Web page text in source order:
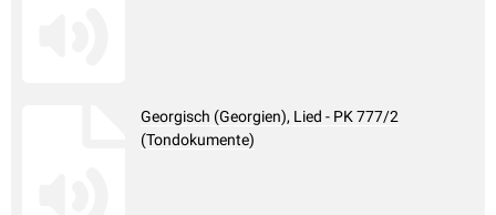
Georgisch (Georgien), Lied - PK 777/2
(Tondokumente)